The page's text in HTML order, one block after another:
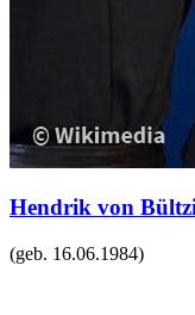
Hendrik von
(geb. 16.06.1984)